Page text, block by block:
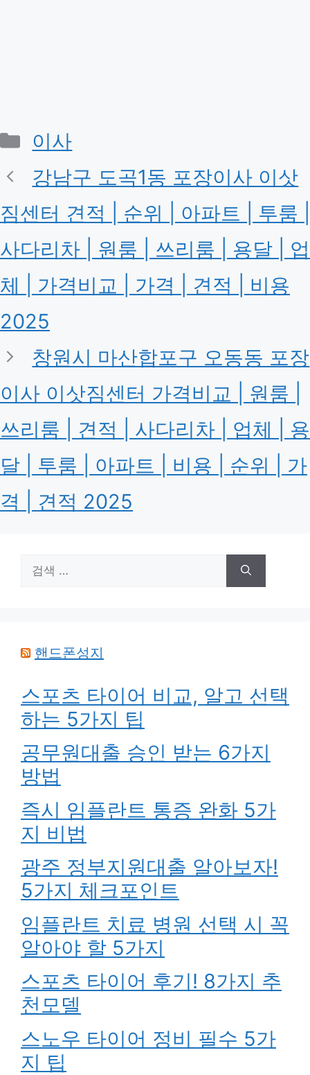
카
테
리
이사
강남구 도곡1동 포장이사 이삿
짐센터 견적 | 순위 | 아파트 | 투룸 |
사다리차 | 원룸 | 쓰리룸 | 용달 | 업
체 | 가격비교 | 가격 | 견적 | 비용
2025
창원시 마산합포구 오동동 포장
이사 이삿짐센터 가격비교 | 원룸 |
쓰리룸 | 견적 | 사다리차 | 업체 | 용
달 | 투룸 | 아파트 | 비용 | 순위 | 가
격 | 견적 2025
검
핸드폰성지
스포츠 타이어 비교, 알고 선택
하는 5가지 팁
공무원대출 승인 받는 6가지
방법
즉시 임플란트 통증 완화 5가
지 비법
광주 정부지원대출 알아보자!
5가지 체크포인트
임플란트 치료 병원 선택 시 꼭
알아야 할 5가지
스포츠 타이어 후기! 8가지 추
천모델
스노우 타이어 정비 필수 5가
지 팁